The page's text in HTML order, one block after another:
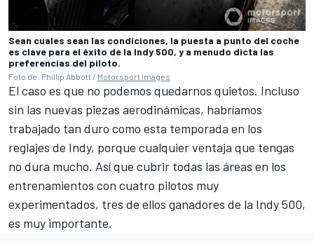
Sean cuales sean las condiciones, la puesta a punto del coche
es clave para el éxito de la Indy 500, y a menudo dicta las
preferencias del piloto.
Foto de: Phillip Abbott / Motorsport Images
El caso es que no podemos quedarnos quietos. Incluso
sin las nuevas piezas aerodinámicas, habríamos
trabajado tan duro como esta temporada en los
reglajes de Indy, porque cualquier ventaja que tengas
no dura mucho. Así que cubrir todas las áreas en los
entrenamientos con cuatro pilotos muy
experimentados, tres de ellos ganadores de la Indy 500,
es muy importante.